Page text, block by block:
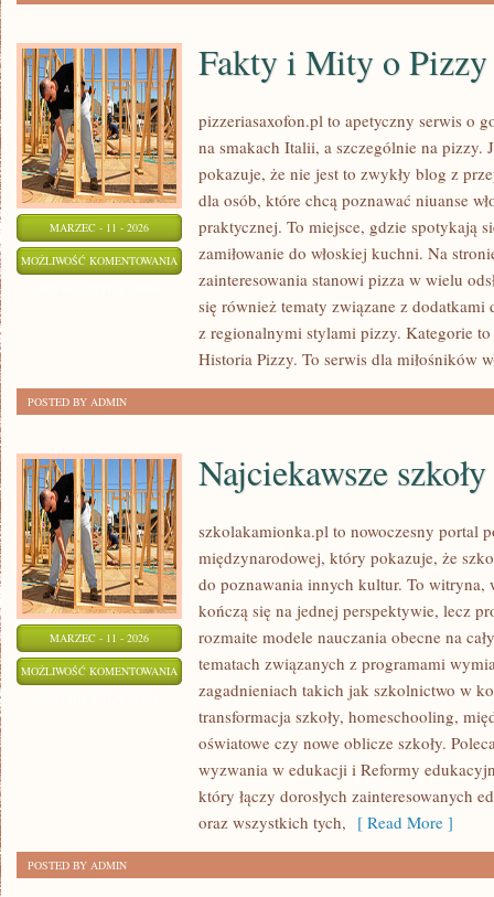
MARZEC - 11 - 2026
MOŻLIWOŚĆ KOMENTOWANIA FAKTY
MITY
PIZZY
Fakty i Mity o Pizzy
pizzeriasaxofon.pl to apetyczny serwis o
na smakach Italii, a szczególnie na pizzy.
pokazuje, że nie jest to zwykły blog z
dla osób, które chcą poznawać niuanse
praktycznej. To miejsce, gdzie spotykają
zamiłowanie do włoskiej kuchni. Na
zainteresowania stanowi pizza w wielu
się również tematy związane z dodatkami
z regionalnymi stylami pizzy. Kategorie
Historia Pizzy. To serwis dla miłośników
POSTED BY ADMIN
MARZEC - 11 - 2026
MOŻLIWOŚĆ KOMENTOWANIA NAJCIEKAWSZE
SZKOŁY
ŚWIATA
Najciekawsze
szkolakamionka.pl to nowoczesny portal
międzynarodowej, który pokazuje, że
do poznawania innych kultur. To
kończą się na jednej perspektywie, lecz
rozmaite modele nauczania obecne na
tematach związanych z programami
zagadnieniach takich jak szkolnictwo w
transformacja szkoły, homeschooling,
oświatowe czy nowe oblicze szkoły.
wyzwania w edukacji i Reformy
który łączy dorosłych zainteresowanych
oraz wszystkich tych, [ Read More ]
POSTED BY ADMIN